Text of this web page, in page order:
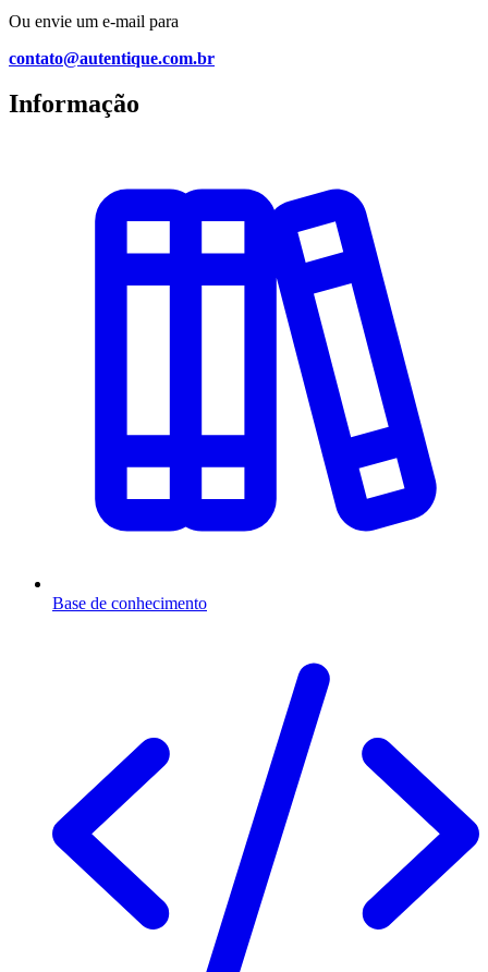
Ou envie um e-mail para
contato@autentique.com.br
Informação
Base de conhecimento